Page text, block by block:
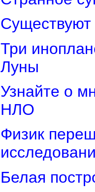
Три
Луны
Узнайте о
НЛО
Физик
Белая